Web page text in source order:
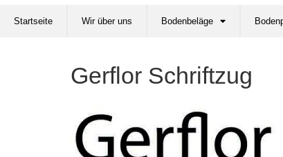
Startseite Wir über uns Bodenbeläge
Gerflor Schriftzug